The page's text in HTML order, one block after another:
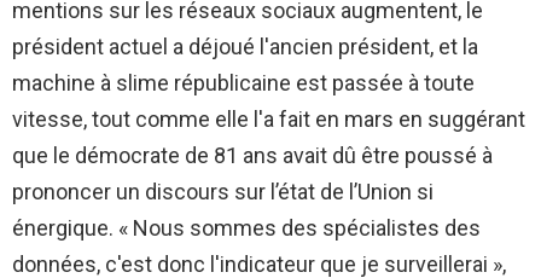
mentions sur les réseaux sociaux augmentent, le
président actuel a déjoué l'ancien président, et la
machine à slime républicaine est passée à toute
vitesse, tout comme elle l'a fait en mars en suggérant
que le démocrate de 81 ans avait dû être poussé à
prononcer un discours sur l’état de l’Union si
énergique. « Nous sommes des spécialistes des
données, c'est donc l'indicateur que je surveillerai »,